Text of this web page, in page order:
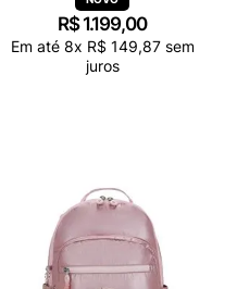
R$ 1.199,00
Em até 8x R$ 149,87sem
juros